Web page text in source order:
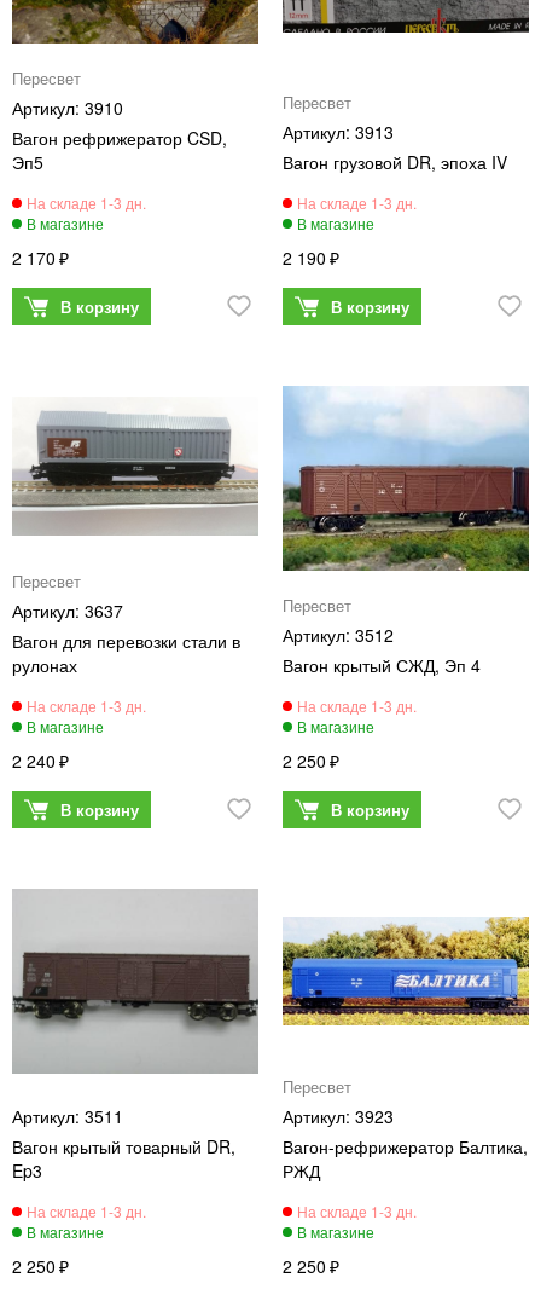
Пересвет
3910
Вагон рефрижератор CSD,
Эп5
2 170
Пересвет
3913
Вагон грузовой DR, эпоха IV
2 190
Пересвет
3637
Вагон для перевозки стали в
рулонах
2 240
Пересвет
3512
Вагон крытый СЖД, Эп 4
2 250
3511
Вагон крытый товарный DR,
Ep3
2 250
Пересвет
3923
Вагон-рефрижератор Балтика,
РЖД
2 250